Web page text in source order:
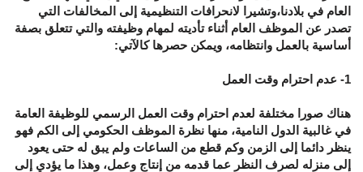
العام في بلادنا،وتشيرا لانحرافات التنظيمية إلى المخالفات التي
تصدر عن الموظف العام أثناء تأديته لمهام وظيفته والتي تتعلق بصفة
أساسية بالعمل وانتظامه، ويمكن حصرها كالآتي:
1- عدم احترام وقت العمل
هناك صورا مختلفة لعدم احترام وقت العمل الرسمي للوظيفة العامة
في غالبية الدول النامية، منها نظرة الموظف الحكومي إلى الكم فهو
ينظر دائما إلى الزمن وكم قطع من الساعات ولم يبق له حتى يعود
إلى منزله لصرف النظر عما قدمه من إنتاج وعمل، وهذا ما يؤدي إلى